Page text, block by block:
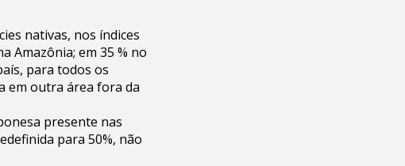
nativas, nos índices
Amazônia; em 35 % no
para todos os
em outra área fora da
presente nas
para 50%, não